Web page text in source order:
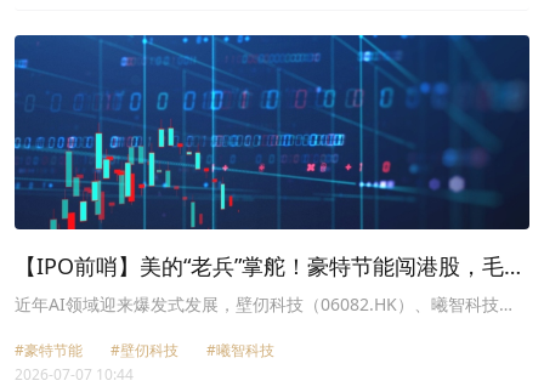
【IPO前哨】美的“老兵”掌舵！豪特节能闯港股，毛利
率下滑
近年AI领域迎来爆发式发展，壁仞科技（06082.HK）、曦智科技
内的多家AI相关企业也借助这股“东风”登陆了港股市场，其中一些概
念股在上市后取得了亮眼表现。
#豪特节能 #壁仞科技
#曦智科技
2026-07-07 10:44